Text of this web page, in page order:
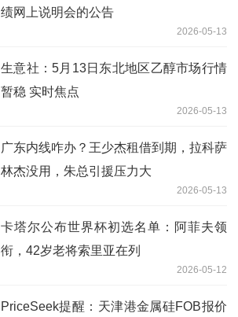
绩网上说明会的公告
2026-05-13
生意社：5月13日东北地区乙醇市场行情
暂稳 实时焦点
2026-05-13
广东内线咋办？王少杰租借到期，拉科萨
林杰没用，朱总引援压力大
2026-05-13
卡塔尔公布世界杯初选名单：阿菲夫领
衔，42岁老将索里亚在列
2026-05-12
PriceSeek提醒：天津港金属硅FOB报价